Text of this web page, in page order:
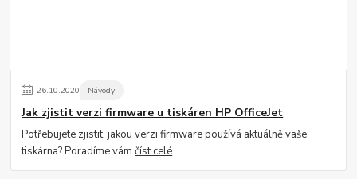
26.10.2020 Návody
Jak zjistit verzi firmware u tiskáren HP OfficeJet
Potřebujete zjistit, jakou verzi firmware používá aktuálně vaše
tiskárna? Poradíme vámčíst celé